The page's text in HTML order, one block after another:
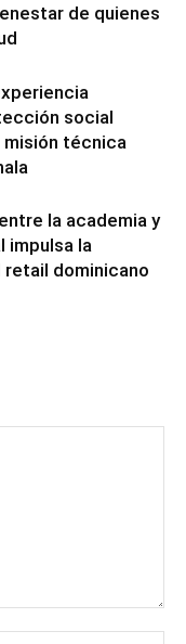
de quienes
social
técnica
la academia y
impulsa la
dominicano